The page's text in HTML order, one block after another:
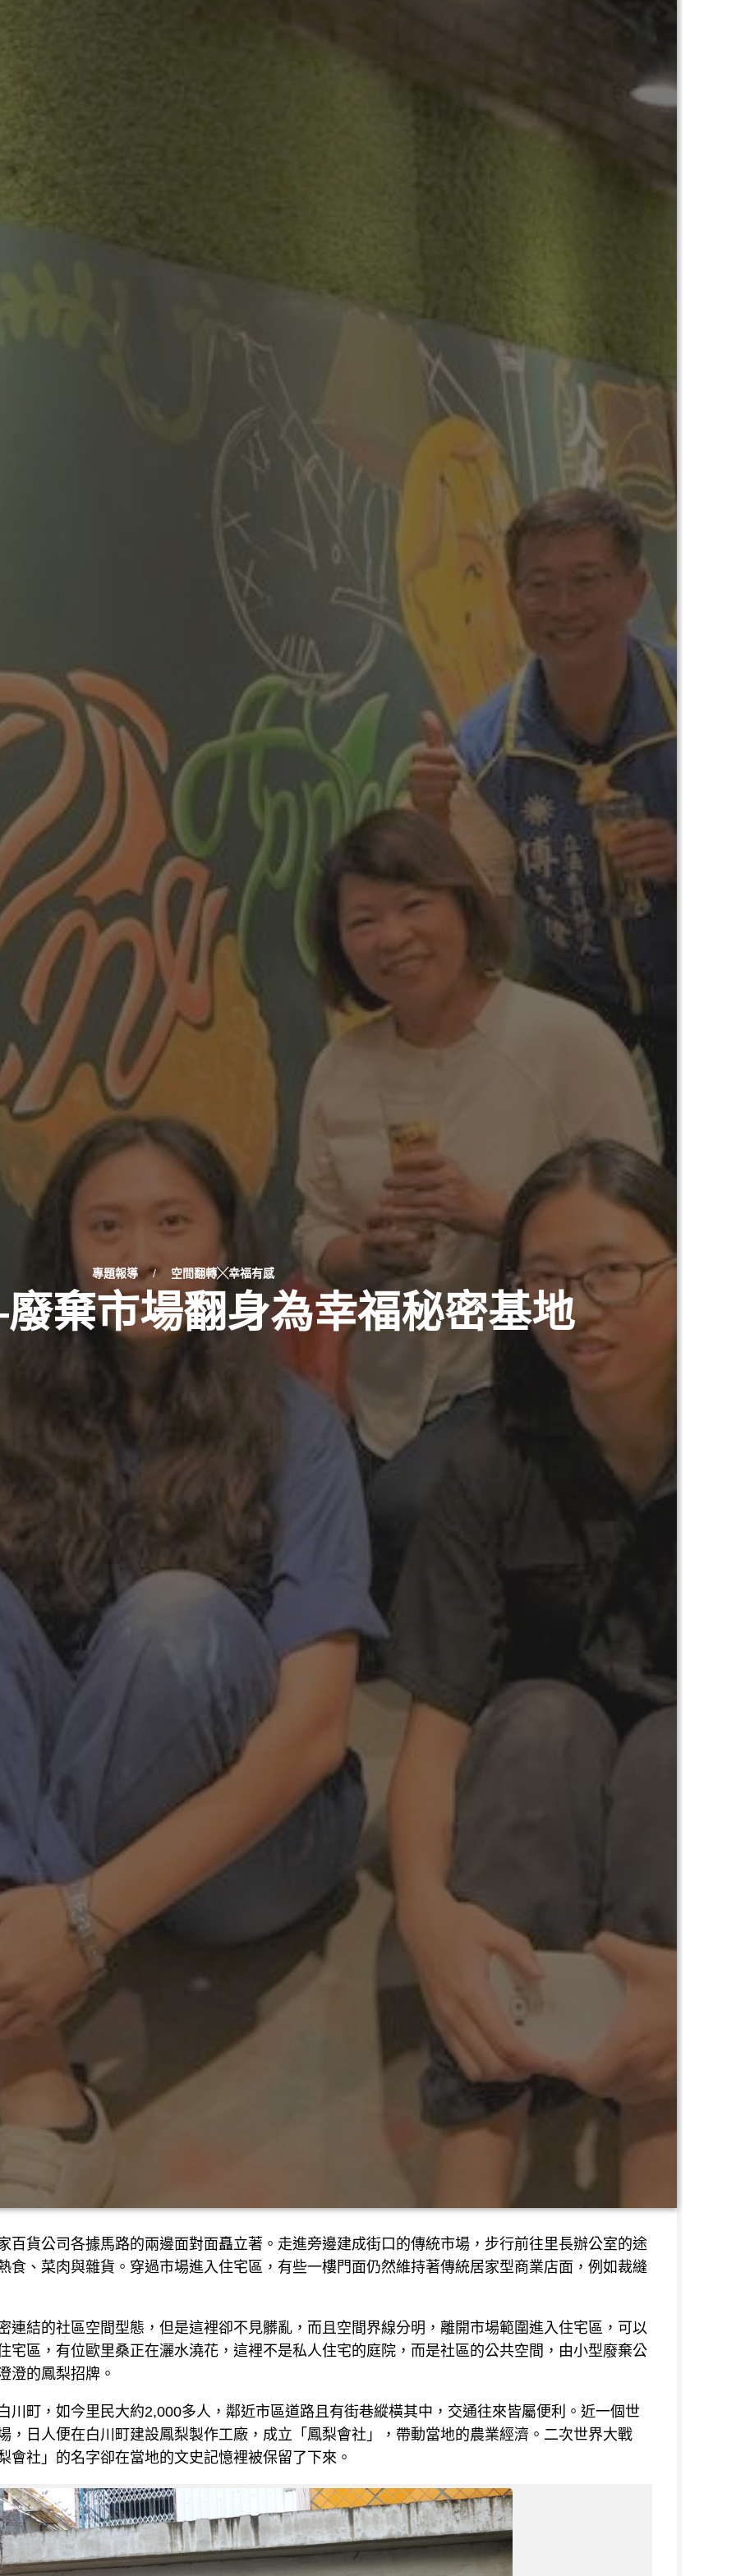
專題報導 / 空間翻轉╳幸福有感
棄市場翻身為幸福秘密基地
百貨公司各據馬路的兩邊面對面矗立著。走進旁邊建成街口的傳統市場，步行前往里長辦公室的途
食、菜肉與雜貨。穿過市場進入住宅區，有些一樓門面仍然維持著傳統居家型商業店面，例如裁縫
連結的社區空間型態，但是這裡卻不見髒亂，而且空間界線分明，離開市場範圍進入住宅區，可以
宅區，有位歐里桑正在灑水澆花，這裡不是私人住宅的庭院，而是社區的公共空間，由小型廢棄公
澄的鳳梨招牌。
川町，如今里民大約2,000多人，鄰近市區道路且有街巷縱橫其中，交通往來皆屬便利。近一個世
，日人便在白川町建設鳳梨製作工廠，成立「鳳梨會社」，帶動當地的農業經濟。二次世界大戰
社」的名字卻在當地的文史記憶裡被保留了下來。